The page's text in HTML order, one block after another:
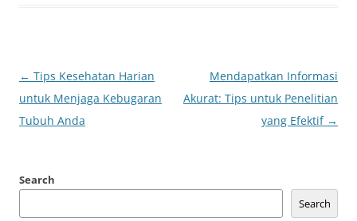
Post
navigation
← Tips Kesehatan Harian
untuk Menjaga Kebugaran
Tubuh Anda
Mendapatkan Informasi
Akurat: Tips untuk Penelitian
yang Efektif →
Search
Search